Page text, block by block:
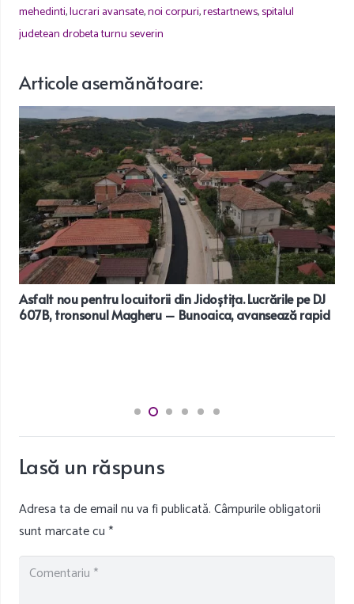
mehedinti,lucrari avansate,noi corpuri,restartnews,spitalul
judetean drobeta turnu severin
Articoleasemănătoare:
Asfalt nou pentru locuitorii din Jidoștița. Lucrările pe DJ
607B, tronsonul Magheru – Bunoaica, avansează rapid
Lasă un răspuns
Adresa ta de email nu va fi publicată.Câmpurile obligatorii
sunt marcate cu *